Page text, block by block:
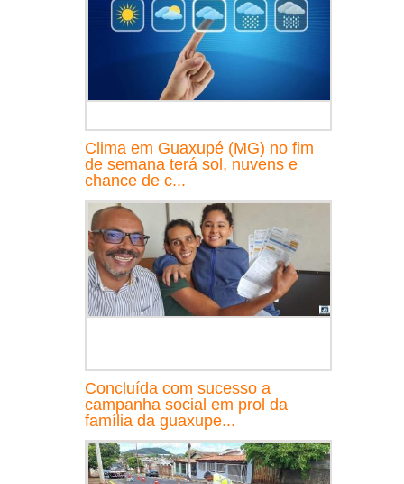
Clima em Guaxupé (MG) no fim
de semana terá sol, nuvens e
chance de c...
Concluída com sucesso a
campanha social em prol da
família da guaxupe...